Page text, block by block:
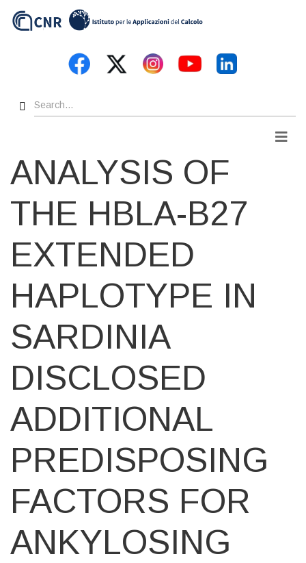
Search
ANALYSIS OF
THE HBLA-B27
EXTENDED
HAPLOTYPE IN
SARDINIA
DISCLOSED
ADDITIONAL
PREDISPOSING
FACTORS FOR
ANKYLOSING